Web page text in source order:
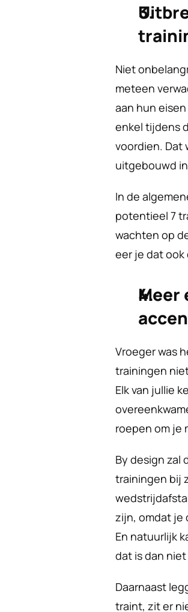
Niet
meteen
aan hun
enkel tijdens
voordien. Dat
uitgebouwd
In de
potentieel 7
wachten op
eer je dat ook
Meer
Vroeger was
trainingen
Elk van jullie
roepen om je
By design zal
trainingen bij
zijn, omdat je
En natuurlijk
dat is dan
Daarnaast
traint, zit er